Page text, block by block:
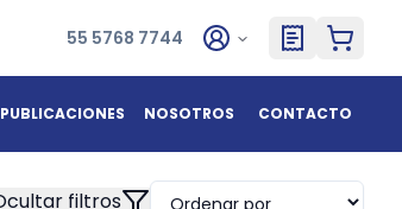
55 5768 7744
PUBLICACIONES NOSOTROS CONTACTO